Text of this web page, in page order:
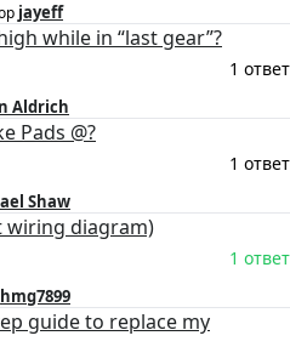
jayeff
while in “last gear”?
1 ответ
Aldrich
Pads @?
1 ответ
Shaw
wiring diagram)
1 ответ
hmg7899
guide to replace my